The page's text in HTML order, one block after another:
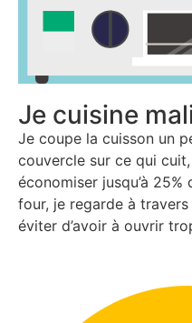
Je cuisine
Je coupe la cuisson un
couvercle sur ce qui
économiser jusqu’à 25%
four, je regarde à
éviter d’avoir à ouvrir